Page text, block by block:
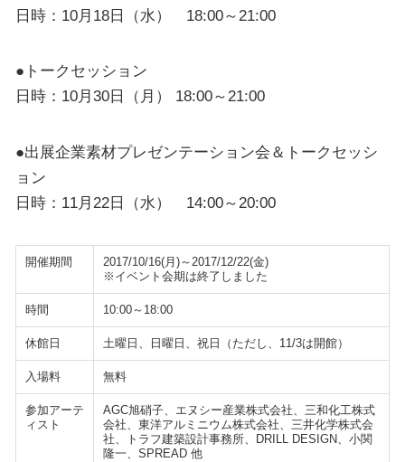
日時：10月18日（水） 18:00～21:00
●トークセッション
日時：10月30日（月） 18:00～21:00
●出展企業素材プレゼンテーション会＆トークセッシ
ョン
日時：11月22日（水） 14:00～20:00
開催期間
2017/10/16(月)～2017/12/22(金)
※イベント会期は終了しました
時間 10:00～18:00
休館日 土曜日、日曜日、祝日（ただし、11/3は開館）
入場料 無料
参加アーテ
ィスト
AGC旭硝子、エヌシー産業株式会社、三和化工株式
会社、東洋アルミニウム株式会社、三井化学株式会
社、トラフ建築設計事務所、DRILL DESIGN、小関
隆一、SPREAD 他